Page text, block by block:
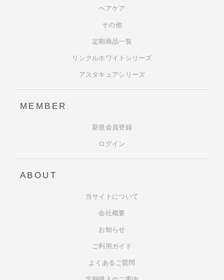
ヘアケア
その他
定期商品一覧
リンクルホワイトシリーズ
アスタキュアシリーズ
MEMBER
新規会員登録
ログイン
ABOUT
当サイトについて
会社概要
お知らせ
ご利用ガイド
よくあるご質問